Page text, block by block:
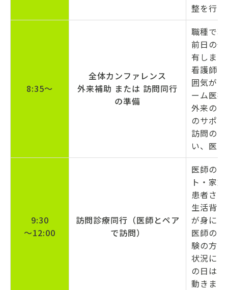
整を行い
8:35〜
全体カンファレンス
外来補助 または 訪問同行
の準備
職種で
前日の
有します
看護師
囲気が
ーム医
外来の
のサポ
訪問の
い、医
9:30
〜12:00
訪問診療同行（医師とペア
で訪問）
医師の
ト・家
患者さ
生活背
が身に
医師の
験の方
状況に
の日は
動きます